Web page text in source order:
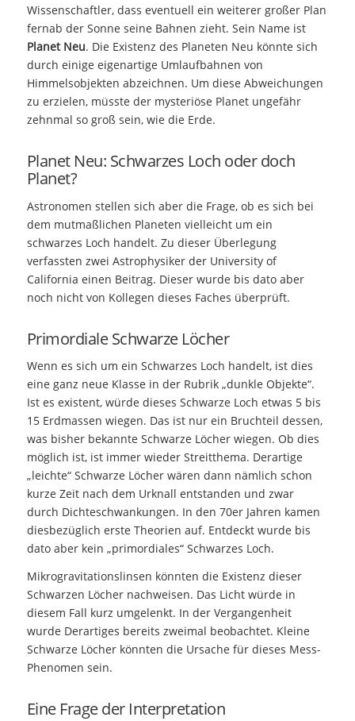
Wissenschaftler, dass eventuell ein weiterer großer Plan
fernab der Sonne seine Bahnen zieht. Sein Name ist
Planet Neu. Die Existenz des Planeten Neu könnte sich
durch einige eigenartige Umlaufbahnen von
Himmelsobjekten abzeichnen. Um diese Abweichungen
zu erzielen, müsste der mysteriöse Planet ungefähr
zehnmal so groß sein, wie die Erde.
Planet Neu: Schwarzes Loch oder doch
Planet?
Astronomen stellen sich aber die Frage, ob es sich bei
dem mutmaßlichen Planeten vielleicht um ein
schwarzes Loch handelt. Zu dieser Überlegung
verfassten zwei Astrophysiker der University of
California einen Beitrag. Dieser wurde bis dato aber
noch nicht von Kollegen dieses Faches überprüft.
Primordiale Schwarze Löcher
Wenn es sich um ein Schwarzes Loch handelt, ist dies
eine ganz neue Klasse in der Rubrik „dunkle Objekte“.
Ist es existent, würde dieses Schwarze Loch etwas 5 bis
15 Erdmassen wiegen. Das ist nur ein Bruchteil dessen,
was bisher bekannte Schwarze Löcher wiegen. Ob dies
möglich ist, ist immer wieder Streitthema. Derartige
„leichte“ Schwarze Löcher wären dann nämlich schon
kurze Zeit nach dem Urknall entstanden und zwar
durch Dichteschwankungen. In den 70er Jahren kamen
diesbezüglich erste Theorien auf. Entdeckt wurde bis
dato aber kein „primordiales“ Schwarzes Loch.
Mikrogravitationslinsen könnten die Existenz dieser
Schwarzen Löcher nachweisen. Das Licht würde in
diesem Fall kurz umgelenkt. In der Vergangenheit
wurde Derartiges bereits zweimal beobachtet. Kleine
Schwarze Löcher könnten die Ursache für dieses Mess-
Phenomen sein.
Eine Frage der Interpretation